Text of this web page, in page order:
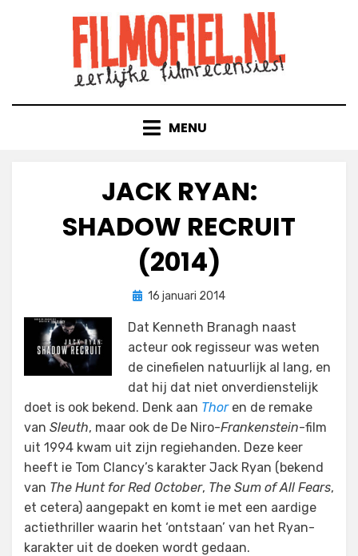
MENU
JACK RYAN:
SHADOW RECRUIT
(2014)
doorFilmofiel.nl
Geplaatst
16 januari 2014
Dat Kenneth Branagh naast
acteur ook regisseur was weten
de cinefielen natuurlijk al lang, en
dat hij dat niet onverdienstelijk
doet is ook bekend. Denk aan Thoren de remake
van Sleuth, maar ook de De Niro-Frankenstein-film
uit 1994 kwam uit zijn regiehanden. Deze keer
heeft ie Tom Clancy’s karakter Jack Ryan (bekend
van The Hunt for Red October, The Sum of All Fears,
et cetera) aangepakt en komt ie met een aardige
actiethriller waarin het ‘ontstaan’ van het Ryan-
karakter uit de doeken wordt gedaan.